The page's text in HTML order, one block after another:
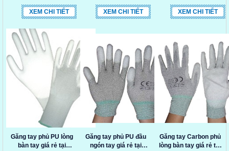
XEM CHI TIẾT XEM CHI TIẾT XEM CHI TIẾT
Găng tay phủ PU lòng
bàn tay giá rẻ tại
Găng tay phủ PU đầu
ngón tay giá rẻ tại
Găng tay Carbon phủ
lòng bàn tay giá rẻ tại